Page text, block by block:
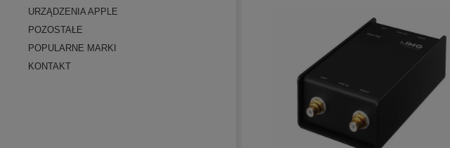
URZĄDZENIA APPLE
POZOSTAŁE
POPULARNE MARKI
KONTAKT